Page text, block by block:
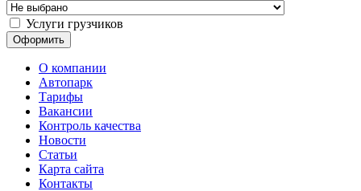
Услуги грузчиков
О компании
Автопарк
Тарифы
Вакансии
Контроль качества
Новости
Статьи
Карта сайта
Контакты